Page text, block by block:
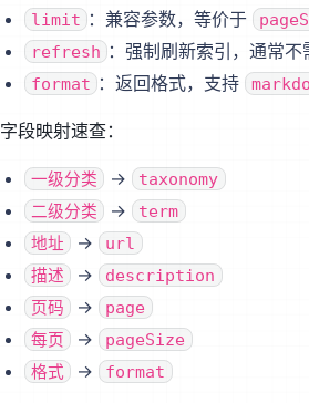
limit ：兼容参数，等价于
refresh ：强制刷新索引，通常不
format ：返回格式，支持
字段映射速查：
一级分类 → taxonomy
二级分类
→ term
地址
→ url
描述
→ description
页码
→ page
每页
→ pageSize
格式
→ format